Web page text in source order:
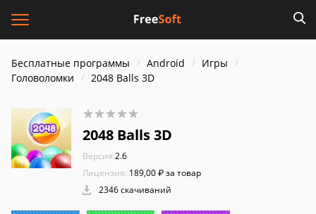
Бесплатные программы Android
Игры
Головоломки
2048 Balls 3D
2048 Balls 3D
Версия:2.6
Лицензия: 189,00 ₽ за товар
2346 скачиваний